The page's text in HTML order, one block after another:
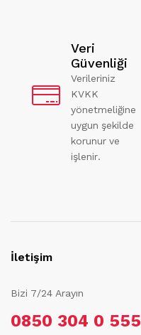
Veri
Güvenliği
Verileriniz
KVKK
yönetmeliğine
uygun şekilde
korunur ve
işlenir.
İletişim
Bizi 7/24 Arayın
0850 304 0 555